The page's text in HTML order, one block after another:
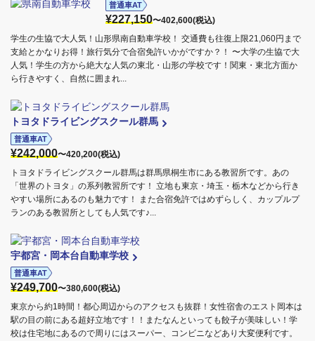
普通車AT
¥227,150〜402,600(税込)
学生の生協で大人気！山形県南自動車学校！ 交通費も往復上限21,060円まで
支給とかなりお得！旅行気分で合宿免許いかがですか？！ 〜大学の生協で大
人気！学生の方から絶大な人気の東北・山形の学校です！関東・東北方面か
ら行きやすく、自然に囲まれ...
トヨタドライビングスクール群馬
普通車AT
¥242,000〜420,200(税込)
トヨタドライビングスクール群馬は群馬県桐生市にある教習所です。あの
「世界のトヨタ」の系列教習所です！ 立地も東京・埼玉・栃木などから行き
やすい場所にあるのも魅力です！ また合宿免許ではめずらしく、カップルプ
ランのある教習所としても人気です♪...
宇都宮・岡本台自動車学校
普通車AT
¥249,700〜380,600(税込)
東京から約1時間！都心周辺からのアクセスも抜群！女性宿舎のエスト岡本は
駅の目の前にある超好立地です！！またなんといっても餃子が美味しい！学
校は住宅地にあるので周りにはスーパー、コンビニなどあり大変便利です。